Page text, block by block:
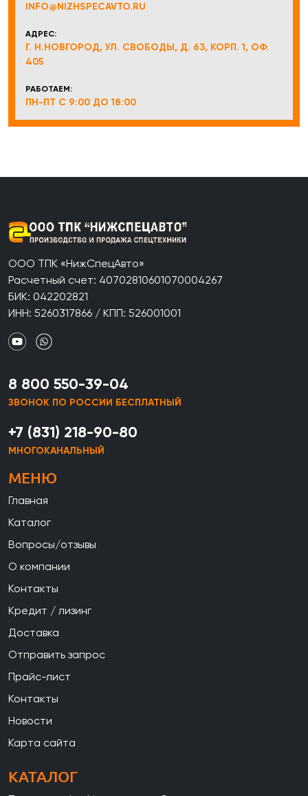
INFO@NIZHSPECAVTO.RU
АДРЕС:
Г. Н.НОВГОРОД, УЛ. СВОБОДЫ, Д. 63, КОРП. 1, ОФ.
405
РАБОТАЕМ:
ПН-ПТ С 9:00 ДО 18:00
ООО ТПК «НижСпецАвто»
Расчетный счет: 40702810601070004267
БИК: 042202821
ИНН: 5260317866 / КПП: 526001001
8 800 550-39-04
ЗВОНОК ПО РОССИИ БЕСПЛАТНЫЙ
+7 (831) 218-90-80
МНОГОКАНАЛЬНЫЙ
МЕНЮ
Главная
Каталог
Вопросы/отзывы
О компании
Контакты
Кредит / лизинг
Доставка
Отправить запрос
Прайс-лист
Контакты
Новости
Карта сайта
КАТАЛОГ